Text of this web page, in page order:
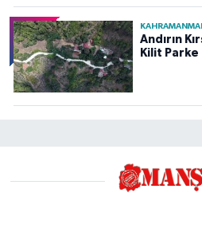
Andırın
Kilit Parke